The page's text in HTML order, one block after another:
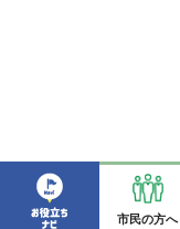
市民の方へ